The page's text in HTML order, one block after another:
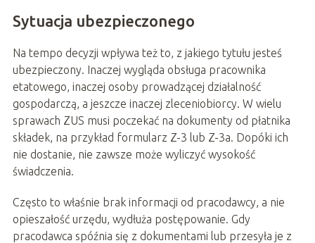
Sytuacja ubezpieczonego
Na tempo decyzji wpływa też to, z jakiego tytułu jesteś
ubezpieczony. Inaczej wygląda obsługa pracownika
etatowego, inaczej osoby prowadzącej działalność
gospodarczą, a jeszcze inaczej zleceniobiorcy. W wielu
sprawach ZUS musi poczekać na dokumenty od płatnika
składek, na przykład formularz Z-3 lub Z-3a. Dopóki ich
nie dostanie, nie zawsze może wyliczyć wysokość
świadczenia.
Często to właśnie brak informacji od pracodawcy, a nie
opieszałość urzędu, wydłuża postępowanie. Gdy
pracodawca spóźnia się z dokumentami lub przesyła je z